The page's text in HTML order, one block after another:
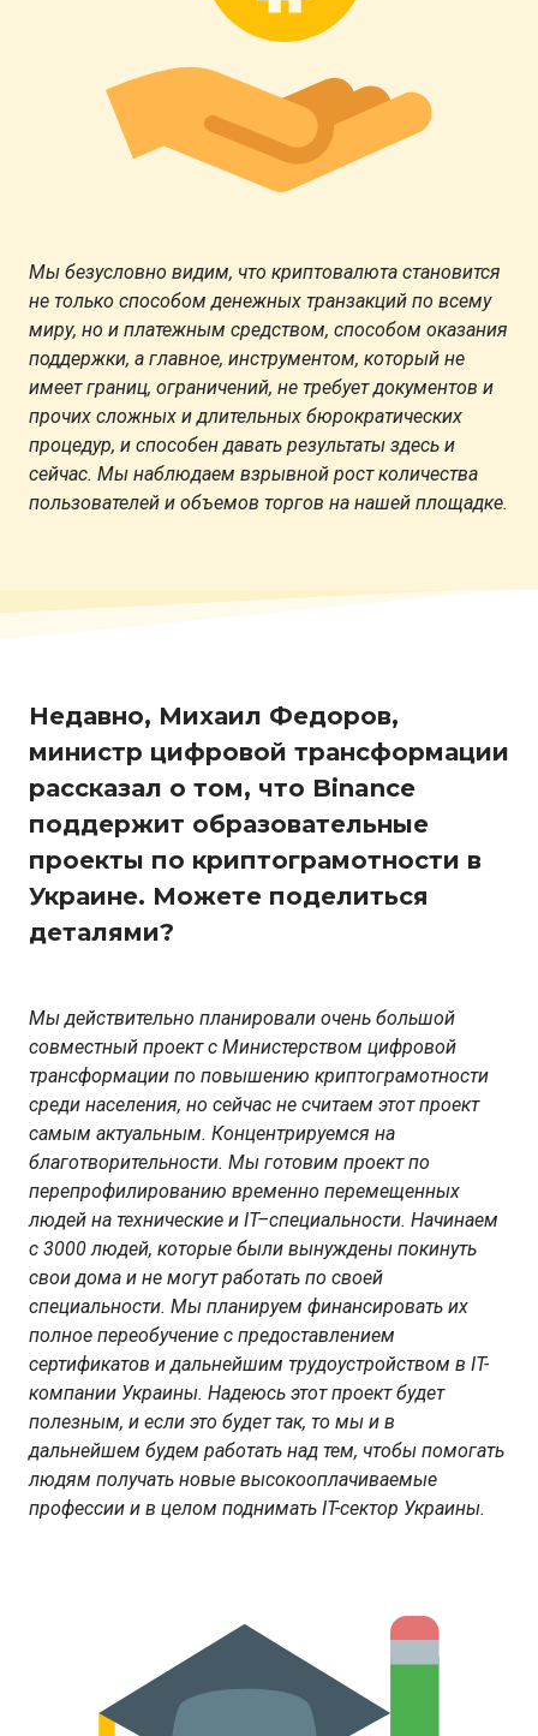
Мы безусловно видим, что криптовалюта становится
не только способом денежных транзакций по всему
миру, но и платежным средством, способом оказания
поддержки, а главное, инструментом, который не
имеет границ, ограничений, не требует документов и
прочих сложных и длительных бюрократических
процедур, и способен давать результаты здесь и
сейчас. Мы наблюдаем взрывной рост количества
пользователей и объемов торгов на нашей площадке.
Недавно, Михаил Федоров,
министр цифровой трансформации
рассказал о том, что Binance
поддержит образовательные
проекты по криптограмотности в
Украине. Можете поделиться
деталями?
Мы действительно планировали очень большой
совместный проект с Министерством цифровой
трансформации по повышению криптограмотности
среди населения, но сейчас не считаем этот проект
самым актуальным. Концентрируемся на
благотворительности. Мы готовим проект по
перепрофилированию временно перемещенных
людей на технические и IT–специальности. Начинаем
с 3000 людей, которые были вынуждены покинуть
свои дома и не могут работать по своей
специальности. Мы планируем финансировать их
полное переобучение с предоставлением
сертификатов и дальнейшим трудоустройством в IT-
компании Украины. Надеюсь этот проект будет
полезным, и если это будет так, то мы и в
дальнейшем будем работать над тем, чтобы помогать
людям получать новые высокооплачиваемые
профессии и в целом поднимать IT-cектор Украины.